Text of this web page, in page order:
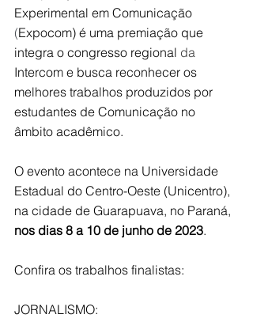
Experimental em Comunicação
(Expocom) é uma premiação que
integra o congresso regional da
Intercom e busca reconhecer os
melhores trabalhos produzidos por
estudantes de Comunicação no
âmbito acadêmico.
O evento acontece na Universidade
Estadual do Centro-Oeste (Unicentro),
na cidade de Guarapuava, no Paraná,
nos dias 8 a 10 de junho de 2023.
Confira os trabalhos finalistas:
JORNALISMO: